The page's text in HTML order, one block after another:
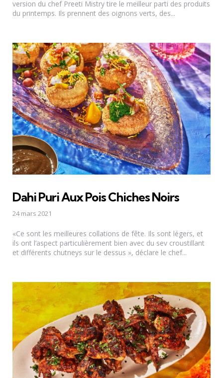
version du chef Preeti Mistry tire le meilleur parti des produits
du printemps. Ils prennent des oignons verts, des...
Dahi Puri Aux Pois Chiches Noirs
24 mars 2021
«Ce sont les meilleures collations de fête. Ils sont légers, et
ils ont l’aspect particulièrement bien avec du sev croustillant
et différents chutneys sur le dessus », déclare le chef...